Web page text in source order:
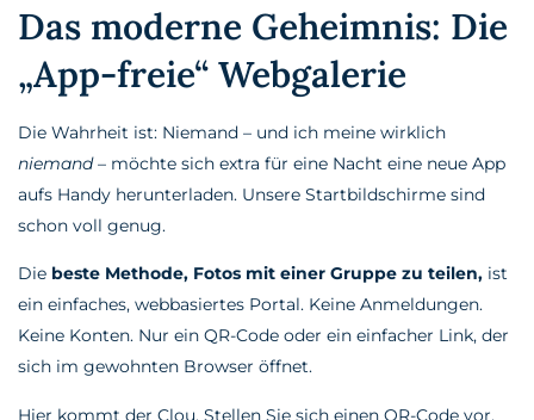
Das moderne Geheimnis: Die
„App-freie“ Webgalerie
Die Wahrheit ist: Niemand – und ich meine wirklich
niemand– möchte sich extra für eine Nacht eine neue App
aufs Handy herunterladen. Unsere Startbildschirme sind
schon voll genug.
Die beste Methode, Fotos mit einer Gruppe zu teilen, ist
ein einfaches, webbasiertes Portal. Keine Anmeldungen.
Keine Konten. Nur ein QR-Code oder ein einfacher Link, der
sich im gewohnten Browser öffnet.
Hier kommt der Clou. Stellen Sie sich einen QR-Code vor,